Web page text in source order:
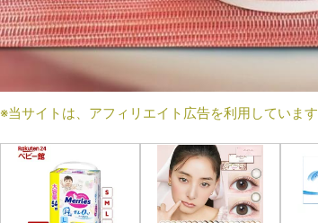
※当サイトは、アフィリエイト広告を利用しています